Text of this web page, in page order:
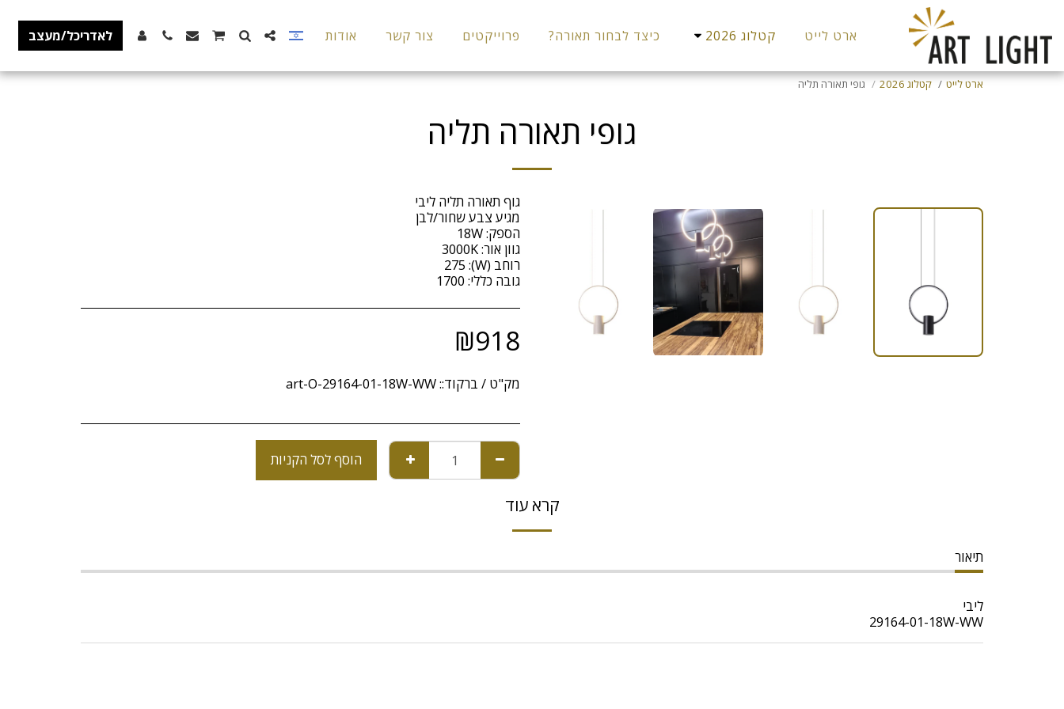
ארט לייט קטלוג 2026 כיצד לבחור תאורה? פרוייקטים צור קשר אודות לאדריכל/מעצב
ארט לייט קטלוג 2026 גופי תאורה תליה
גופי תאורה תליה
נברשות ותליה
גובה כללי: 1700
₪918
מק"ט / ברקוד::art-O-29164-01-18W-WW
הוסף לסל הקניות
קרא עוד
תיאור
ליבי
29164-01-18W-WW